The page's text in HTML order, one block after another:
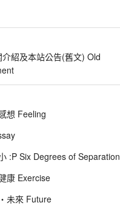
紹及本站公告(舊文) Old
想 Feeling
:P Six Degrees of Separation
康 Exercise
未來 Future